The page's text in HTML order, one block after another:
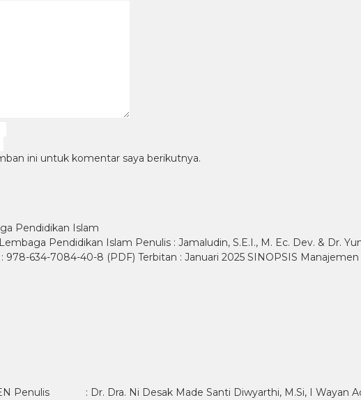
ini untuk komentar saya berikutnya.
Pendidikan Islam
Pendidikan Islam Penulis : Jamaludin, S.E.I., M. Ec. Dev. & Dr.
634-7084-40-8 (PDF) Terbitan : Januari 2025 SINOPSIS
: Dr. Dra. Ni Desak Made Santi Diwyarthi, M.Si, I Wayan Adi